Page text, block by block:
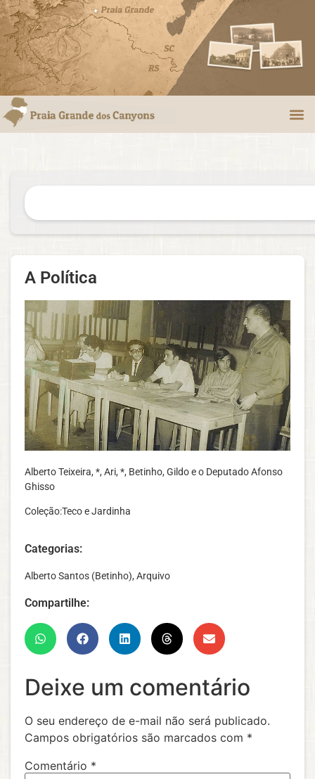
A Política
Alberto Teixeira, *, Ari, *, Betinho, Gildo e o Deputado Afonso
Ghisso
Coleção:Teco e Jardinha
Categorias:
Alberto Santos (Betinho), Arquivo
Compartilhe:
Deixe um comentário
O seu endereço de e-mail não será publicado.
Campos obrigatórios são marcados com *
Comentário *